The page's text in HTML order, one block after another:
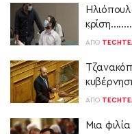
ΑΠΌ
ΑΠΌ
Μια